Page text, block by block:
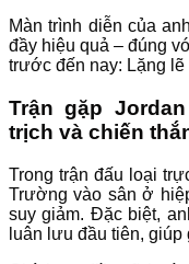
Màn trình diễn của
đầy hiệu quả – đúng
trước đến nay: Lặng lẽ
Trận gặp
trịch và chiến
Trong trận đấu loại
Trường vào sân ở
suy giảm. Đặc biệt,
luân lưu đầu tiên,